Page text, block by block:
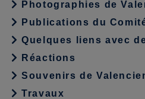
Photographies de
Publications du
Quelques liens avec
Réactions
Souvenirs de
Travaux